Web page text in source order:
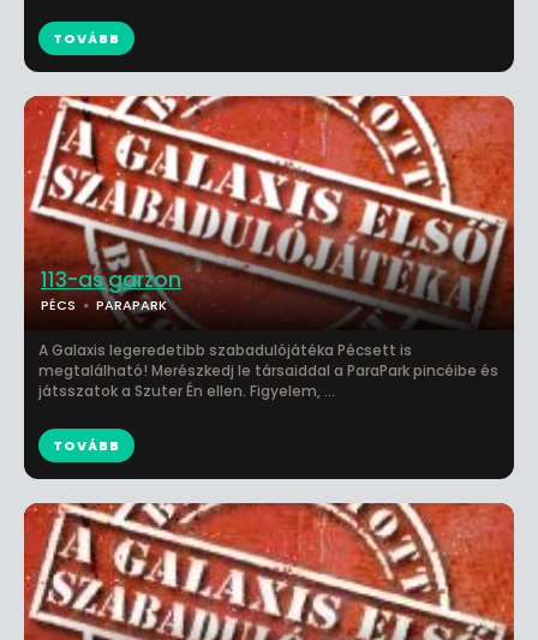
113-as garzon
PÉCS PARAPARK
A Galaxis legeredetibb szabadulójátéka Pécsett is
megtalálható! Merészkedj le társaiddal a ParaPark pincéibe és
játsszatok a Szuter Én ellen. Figyelem, ...
TOVÁBB
TOVÁBB